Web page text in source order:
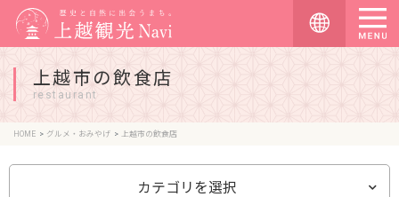
上越市の飲食店
restaurant
HOME グルメ・おみやげ 上越市の飲食店
カテゴリを選択